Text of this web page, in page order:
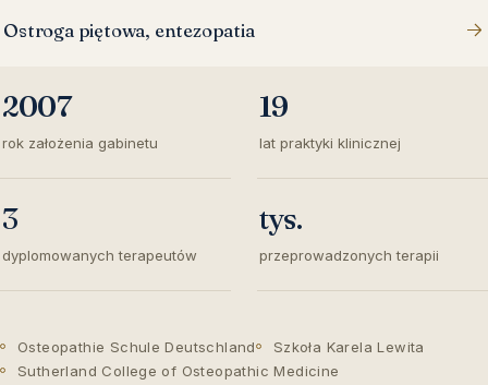
Ostroga piętowa, entezopatia
2007
rok założenia gabinetu
19
lat praktyki klinicznej
3
dyplomowanych terapeutów
tys.
przeprowadzonych terapii
Osteopathie Schule Deutschland
Szkoła Karela Lewita
Sutherland College of Osteopathic Medicine